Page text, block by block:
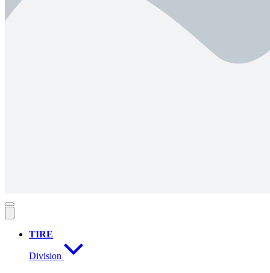
TIRE
Division